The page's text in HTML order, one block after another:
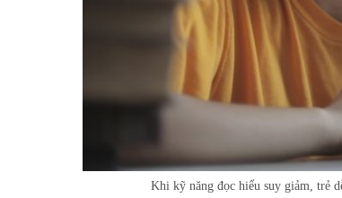
Khi kỹ năng đọc hiểu suy giảm, trẻ